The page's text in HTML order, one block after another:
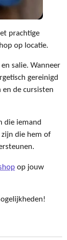
prachtige
op locatie.
salie. Wanneer
gereinigd
de cursisten
die iemand
die hem of
op jouw